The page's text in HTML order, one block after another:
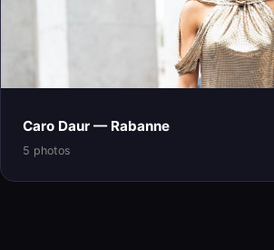
Caro Daur — Rabanne
5 photos